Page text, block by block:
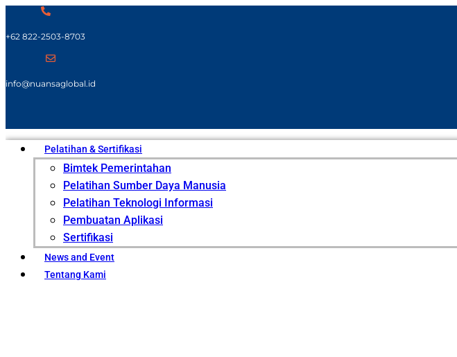
+62 822-2503-8703
info@nuansaglobal.id
Pelatihan & Sertifikasi
Bimtek Pemerintahan
Pelatihan Sumber Daya Manusia
Pelatihan Teknologi Informasi
Pembuatan Aplikasi
Sertifikasi
News and Event
Tentang Kami